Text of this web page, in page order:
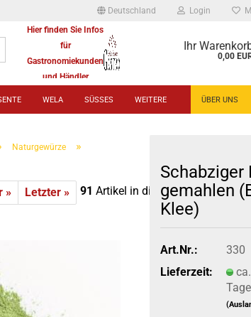
Deutschland Login
Hier finden Sie Infos
für
Gastronomiekunden
und Händler
Ihr
0,00
WELA SÜSSES ÜBER UNS
WEITERE
Naturgewürze »
» Letzter » 91 Artikel in dieser Kategorie
Schabziger
gemahlen
Klee)
Art.Nr.:
330
Lieferzeit:
Tage